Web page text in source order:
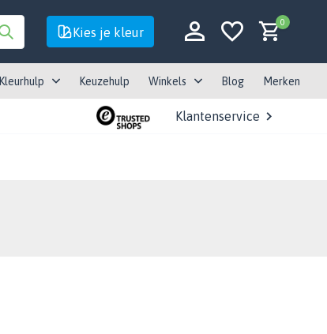
Kies je kleur
0
Kleurhulp Keuzehulp Winkels Blog Merken
Klantenservice